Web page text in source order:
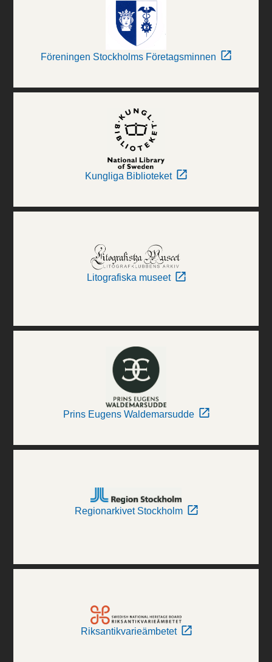
Föreningen Stockholms Företagsminnen
Kungliga Biblioteket
Litografiska museet
Prins Eugens Waldemarsudde
Regionarkivet Stockholm
Riksantikvarieämbetet